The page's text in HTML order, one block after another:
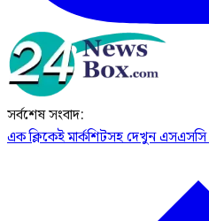
সর্বশেষ সংবাদ:
এক ক্লিকেই মার্কশিটসহ দেখুন